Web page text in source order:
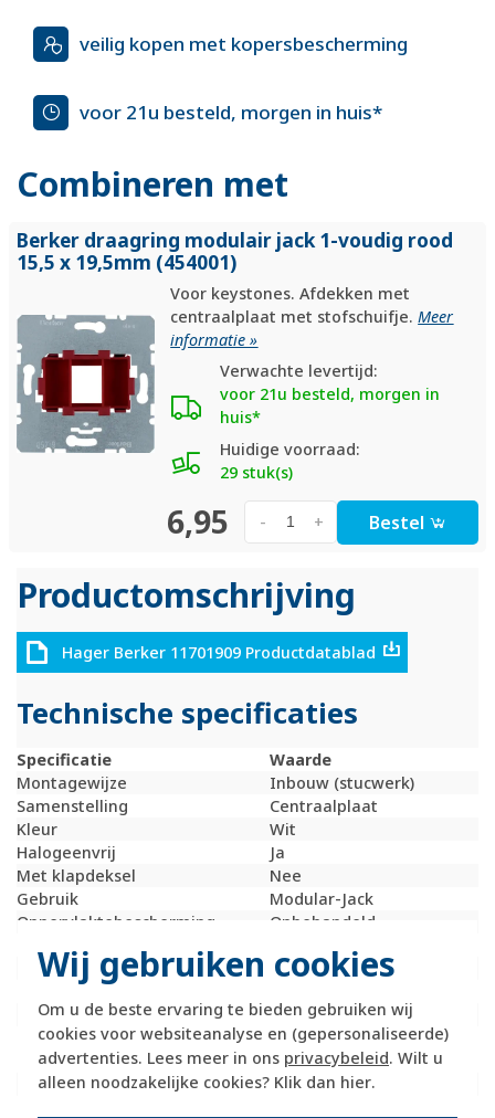
Wij gebruiken cookies
Om u de beste ervaring te bieden gebruiken wij
cookies voor websiteanalyse en (gepersonaliseerde)
advertenties. Lees meer in ons privacybeleid. Wilt u
alleen noodzakelijke cookies? Klik dan hier.
veilig kopen met kopersbescherming
voor 21u besteld, morgen in huis*
Combineren met
Berker draagring modulair jack 1-voudig rood
15,5 x 19,5mm (454001)
Voor keystones. Afdekken met
centraalplaat met stofschuifje.Meer
informatie »
Verwachte levertijd:
voor 21u besteld, morgen in
huis*
Huidige voorraad:
29 stuk(s)
6,95 +
- Bestel
Productomschrijving
Hager Berker 11701909 Productdatablad
Technische specificaties
Specificatie
Waarde
Montagewijze
Inbouw (stucwerk)
Samenstelling
Centraalplaat
Kleur
Wit
Halogeenvrij
Ja
Met klapdeksel
Nee
Gebruik
Modular-Jack
Oppervlaktebescherming
Onbehandeld
Met trekontlasting
Nee
Materiaalkwaliteit
Opdrukveld
Met label
Geschikt voor aantal
connectoren
1
Materiaal
Kunststof